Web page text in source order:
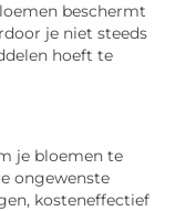
beschermt
je niet steeds
hoeft te
je bloemen te
ongewenste
kosteneffectief